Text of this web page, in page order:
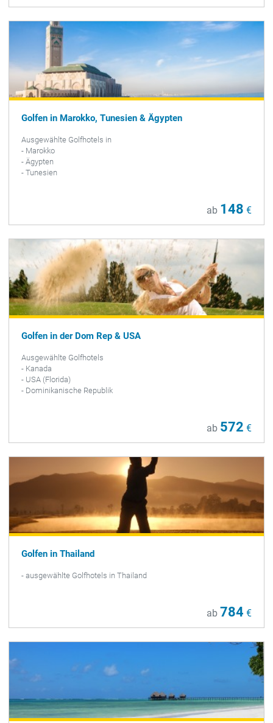
Golfen in Marokko, Tunesien & Ägypten
Ausgewählte Golfhotels in
- Marokko
- Ägypten
- Tunesien
ab 148 €
Golfen in der Dom Rep & USA
Ausgewählte Golfhotels
- Kanada
- USA (Florida)
- Dominikanische Republik
ab 572 €
Golfen in Thailand
- ausgewählte Golfhotels in Thailand
ab 784 €